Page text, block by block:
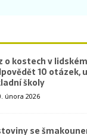
o kostech v
10 otázek,
školy
února 2026
se